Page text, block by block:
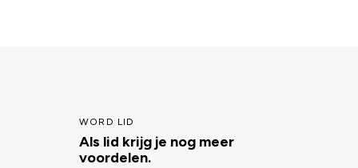
WORD LID
Als lid krijg je nog meer
voordelen.